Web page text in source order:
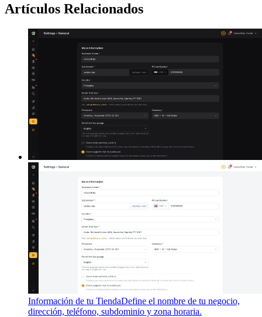
Artículos Relacionados
Información de tu TiendaDefine el nombre de tu negocio,
dirección, teléfono, subdominio y zona horaria.